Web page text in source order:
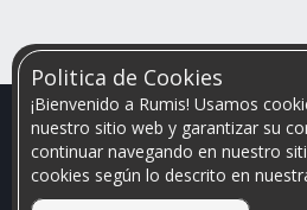
Politica de Cookies
¡Bienvenido a Rumis! Usamos
nuestro sitio web y garantizar su
continuar navegando en nuestro
cookies según lo descrito en